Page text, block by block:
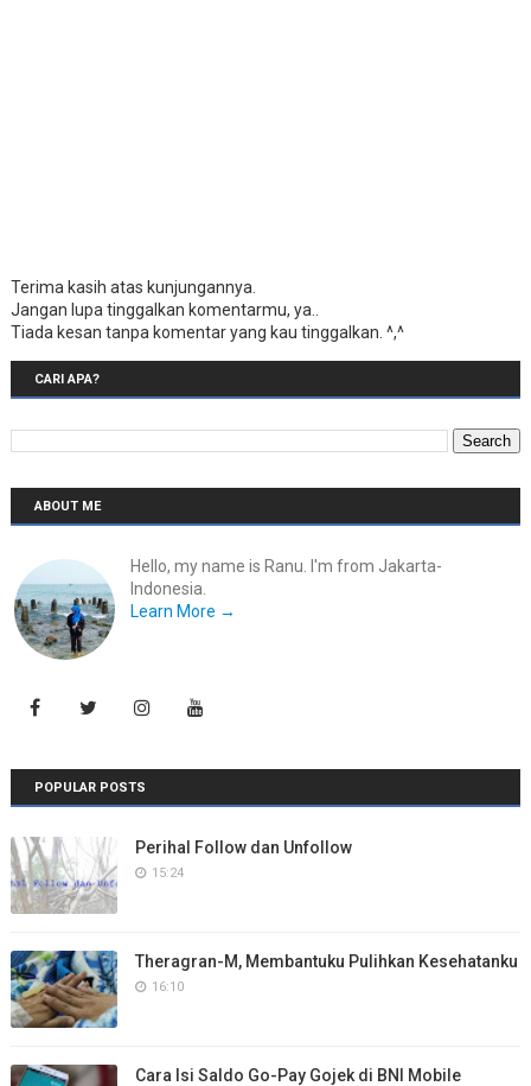
Terima kasih atas kunjungannya.
Jangan lupa tinggalkan komentarmu, ya..
Tiada kesan tanpa komentar yang kau tinggalkan. ^,^
CARI APA?
ABOUT ME
Hello, my name is Ranu. I'm from Jakarta-
Indonesia.
Learn More →
POPULAR POSTS
Perihal Follow dan Unfollow
15:24
Theragran-M, Membantuku Pulihkan Kesehatanku
16:10
Cara Isi Saldo Go-Pay Gojek di BNI Mobile